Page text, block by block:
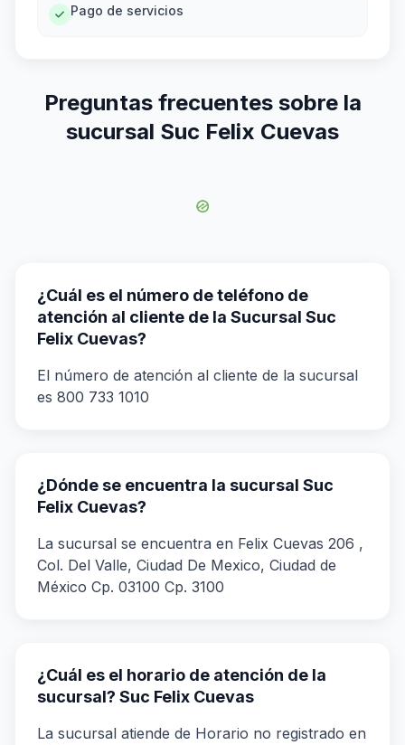
Pago de servicios
Preguntas frecuentes sobre la
sucursal Suc Felix Cuevas
¿Cuál es el número de teléfono de
atención al cliente de la Sucursal Suc
Felix Cuevas?
El número de atención al cliente de la sucursal
es 800 733 1010
¿Dónde se encuentra la sucursal Suc
Felix Cuevas?
La sucursal se encuentra en Felix Cuevas 206 ,
Col. Del Valle, Ciudad De Mexico, Ciudad de
México Cp. 03100 Cp. 3100
¿Cuál es el horario de atención de la
sucursal? Suc Felix Cuevas
La sucursal atiende de Horario no registrado en